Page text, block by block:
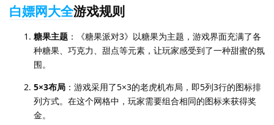
白嫖网大全游戏规则
糖果主题 ：《糖果派对3》以糖果为主题，游戏界面充满了各
种糖果、巧克力、甜点等元素，让玩家感受到了一种甜蜜的氛
围。
5×3布局 ：游戏采用了5×3的老虎机布局，即5列3行的图标排
列方式。在这个网格中，玩家需要组合相同的图标来获得奖
金。